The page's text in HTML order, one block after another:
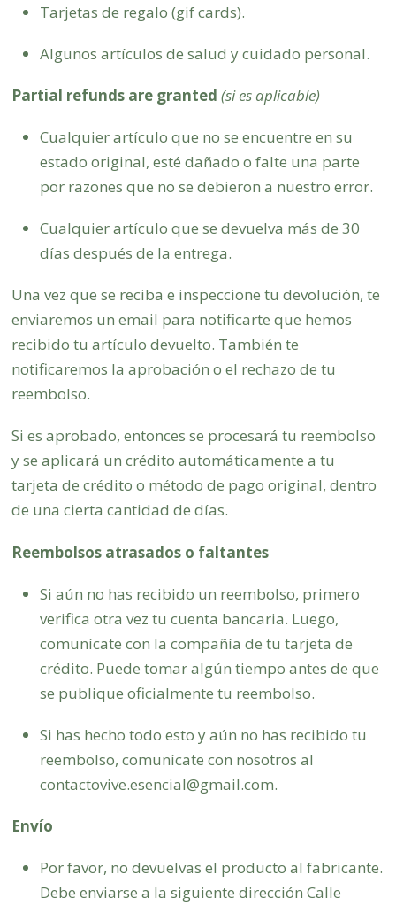
Tarjetas de regalo (gif cards).
Algunos artículos de salud y cuidado personal.
Partial refunds are granted (si es aplicable)
Cualquier artículo que no se encuentre en su
estado original, esté dañado o falte una parte
por razones que no se debieron a nuestro error.
Cualquier artículo que se devuelva más de 30
días después de la entrega.
Una vez que se reciba e inspeccione tu devolución, te
enviaremos un email para notificarte que hemos
recibido tu artículo devuelto. También te
notificaremos la aprobación o el rechazo de tu
reembolso.
Si es aprobado, entonces se procesará tu reembolso
y se aplicará un crédito automáticamente a tu
tarjeta de crédito o método de pago original, dentro
de una cierta cantidad de días.
Reembolsos atrasados ​​o faltantes
Si aún no has recibido un reembolso, primero
verifica otra vez tu cuenta bancaria. Luego,
comunícate con la compañía de tu tarjeta de
crédito. Puede tomar algún tiempo antes de que
se publique oficialmente tu reembolso.
Si has hecho todo esto y aún no has recibido tu
reembolso, comunícate con nosotros al
contactovive.esencial@gmail.com.
Envío
Por favor, no devuelvas el producto al fabricante.
Debe enviarse a la siguiente dirección Calle